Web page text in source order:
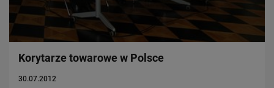
Korytarze towarowe w Polsce
30.07.2012